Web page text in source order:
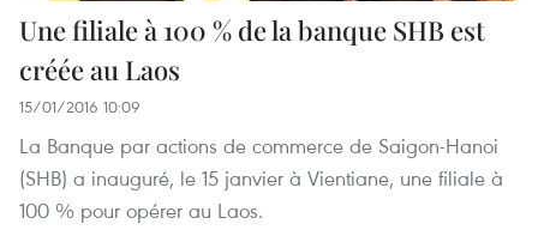
Une filiale à 100 % de la banque SHB est
créée au Laos
15/01/2016 10:09
La Banque par actions de commerce de Saigon-Hanoi
(SHB) a inauguré, le 15 janvier à Vientiane, une filiale à
100 % pour opérer au Laos.